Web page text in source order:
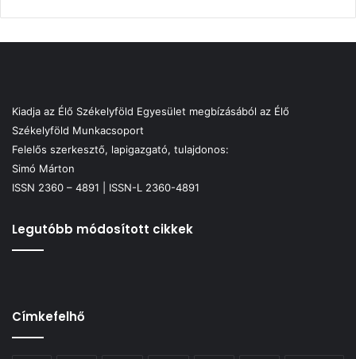
Kiadja az Élő Székelyföld Egyesület megbízásából az Élő
Székelyföld Munkacsoport
Felelős szerkesztő, lapigazgató, tulajdonos:
Simó Márton
ISSN 2360 – 4891 | ISSN-L 2360-4891
Legutóbb módosított cikkek
Címkefelhő